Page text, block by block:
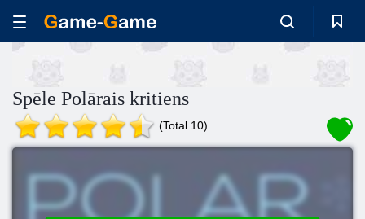
Spēle Polārais kritiens
(Total 10)